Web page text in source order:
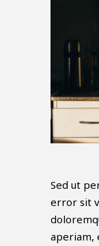
Sed ut
error sit
aperiam,